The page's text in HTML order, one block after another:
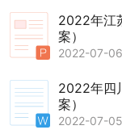
2022年江
案）
2022-07-06
2022年四
案）
2022-07-05